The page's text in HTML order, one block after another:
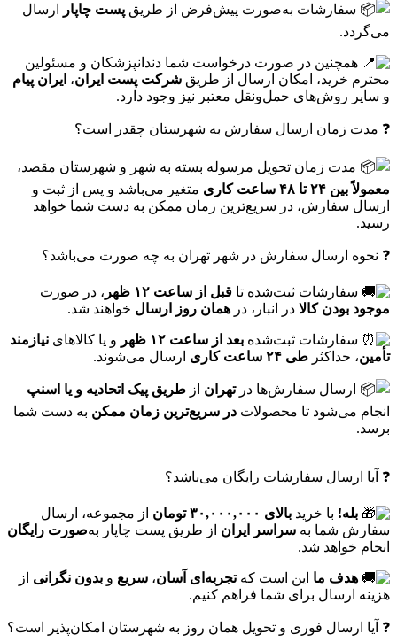
سفارشات به‌صورت پیش‌فرض از طریق پست چاپار
ارسال
می‌گردد.
همچنین در صورت درخواست شما دندانپزشکان و مسئولین
محترم خرید، امکان ارسال از طریق شرکت پست ایران، ایران پیام
و سایر روش‌های حمل‌ونقل معتبر نیز وجود دارد.
❓ مدت زمان ارسال سفارش به شهرستان چقدر است؟
مدت زمان تحویل مرسوله بسته به شهر و شهرستان مقصد،
معمولاً بین ۲۴ تا ۴۸ ساعت کاری
متغیر می‌باشد و پس از ثبت و
ارسال سفارش، در سریع‌ترین زمان ممکن به دست شما خواهد
رسید.
❓ نحوه ارسال سفارش در شهر تهران به چه صورت می‌باشد؟
سفارشات ثبت‌شده تا قبل از ساعت ۱۲ ظهر
، در صورت
موجود بودن کالا در انبار، در همان روز ارسال خواهند شد.
سفارشات ثبت‌شده بعد از ساعت ۱۲ ظهر و یا کالاهای نیازمند
تأمین، حداکثر طی ۲۴ ساعت کاری ارسال می‌شوند.
ارسال سفارش‌ها در تهران از طریق پیک اتحادیه و یا اسنپ
انجام می‌شود تا محصولات در سریع‌ترین زمان ممکن به دست شما
برسد.
❓ آیا ارسال سفارشات رایگان می‌باشد؟
بله! با خرید بالای ۳۰,۰۰۰,۰۰۰ تومان
از مجموعه، ارسال
سفارش شما به سراسر ایران از طریق پست چاپار به‌صورت رایگان
انجام خواهد شد.
هدف ما این است کهتجربه‌ای آسان، سریع و بدون نگرانی از
هزینه ارسال برای شما فراهم کنیم.
❓ آیا ارسال فوری و تحویل همان روز به شهرستان امکان‌پذیر است؟